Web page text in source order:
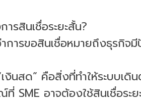
รสินเชื่อระยะสั้น?
าการขอสินเชื่อหมายถึงธุรกิ
เงินสด” คือสิ่งที่ทำให้ระบบเดิ
SME อาจต้องใช้สินเชื่อระย